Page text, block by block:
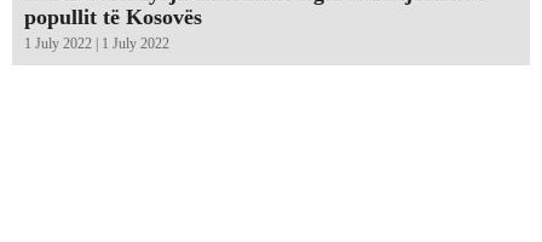
popullit të Kosovës
1 July 2022 | 1 July 2022